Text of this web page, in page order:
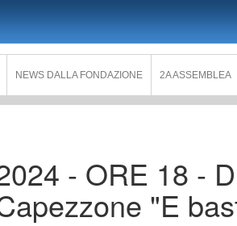
NEWS DALLA FONDAZIONE 2A ASSEMBLEA
- ORE 18 -
"E